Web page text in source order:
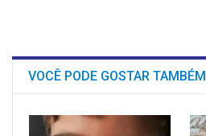
VOCÊ PODE GOSTAR TAMBÉM